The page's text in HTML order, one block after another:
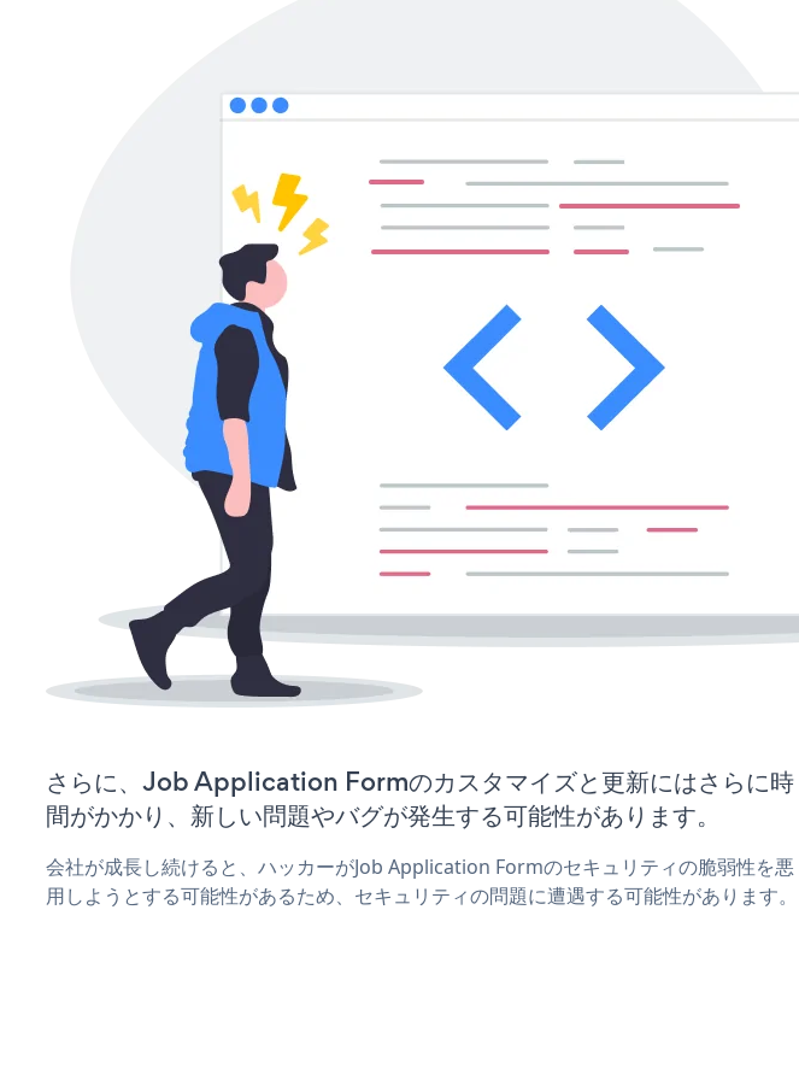
さらに、Job Application Formのカスタマイズと更新にはさらに時
間がかかり、新しい問題やバグが発生する可能性があります。
会社が成長し続けると、ハッカーがJob Application Formのセキュリティの脆弱性を悪
用しようとする可能性があるため、セキュリティの問題に遭遇する可能性があります。